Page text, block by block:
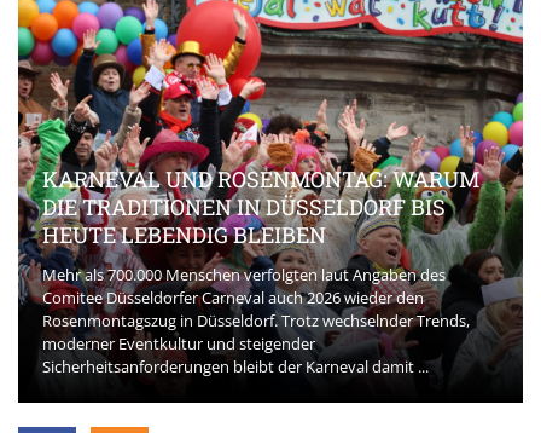
KARNEVAL UND ROSENMONTAG: WARUM
DIE TRADITIONEN IN DÜSSELDORF BIS
HEUTE LEBENDIG BLEIBEN
Mehr als 700.000 Menschen verfolgten laut Angaben des
Comitee Düsseldorfer Carneval auch 2026 wieder den
Rosenmontagszug in Düsseldorf. Trotz wechselnder Trends,
moderner Eventkultur und steigender
Sicherheitsanforderungen bleibt der Karneval damit ...